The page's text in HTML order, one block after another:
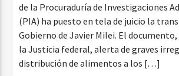
de la Procuraduría de Investigaciones
(PIA) ha puesto en tela de juicio la
Gobierno de Javier Milei. El documento,
la Justicia federal, alerta de graves
distribución de alimentos a los […]